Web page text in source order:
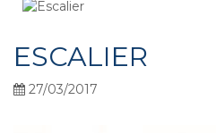
ESCALIER
27/03/2017